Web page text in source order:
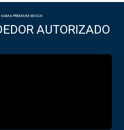
GAMA PREMIUM BOSCH
AUTORIZADO